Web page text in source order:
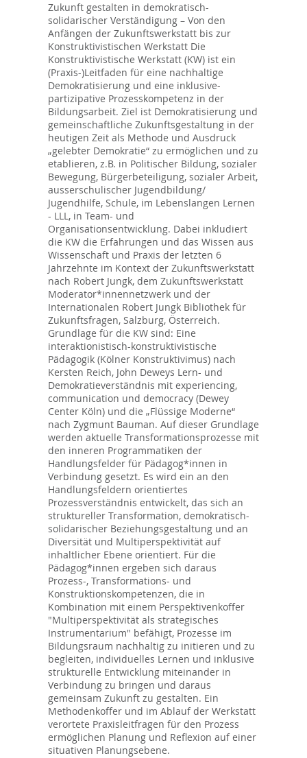
Zukunft gestalten in demokratisch-
solidarischer Verständigung – Von den
Anfängen der Zukunftswerkstatt bis zur
Konstruktivistischen Werkstatt Die
Konstruktivistische Werkstatt (KW) ist ein
(Praxis-)Leitfaden für eine nachhaltige
Demokratisierung und eine inklusive-
partizipative Prozesskompetenz in der
Bildungsarbeit. Ziel ist Demokratisierung und
gemeinschaftliche Zukunftsgestaltung in der
heutigen Zeit als Methode und Ausdruck
„gelebter Demokratie“ zu ermöglichen und zu
etablieren, z.B. in Politischer Bildung, sozialer
Bewegung, Bürgerbeteiligung, sozialer Arbeit,
ausserschulischer Jugendbildung/
Jugendhilfe, Schule, im Lebenslangen Lernen
- LLL, in Team- und
Organisationsentwicklung. Dabei inkludiert
die KW die Erfahrungen und das Wissen aus
Wissenschaft und Praxis der letzten 6
Jahrzehnte im Kontext der Zukunftswerkstatt
nach Robert Jungk, dem Zukunftswerkstatt
Moderator*innennetzwerk und der
Internationalen Robert Jungk Bibliothek für
Zukunftsfragen, Salzburg, Österreich.
Grundlage für die KW sind: Eine
interaktionistisch-konstruktivistische
Pädagogik (Kölner Konstruktivimus) nach
Kersten Reich, John Deweys Lern- und
Demokratieverständnis mit experiencing,
communication und democracy (Dewey
Center Köln) und die „Flüssige Moderne“
nach Zygmunt Bauman. Auf dieser Grundlage
werden aktuelle Transformationsprozesse mit
den inneren Programmatiken der
Handlungsfelder für Pädagog*innen in
Verbindung gesetzt. Es wird ein an den
Handlungsfeldern orientiertes
Prozessverständnis entwickelt, das sich an
struktureller Transformation, demokratisch-
solidarischer Beziehungsgestaltung und an
Diversität und Multiperspektivität auf
inhaltlicher Ebene orientiert. Für die
Pädagog*innen ergeben sich daraus
Prozess-, Transformations- und
Konstruktionskompetenzen, die in
Kombination mit einem Perspektivenkoffer
"Multiperspektivität als strategisches
Instrumentarium" befähigt, Prozesse im
Bildungsraum nachhaltig zu initieren und zu
begleiten, individuelles Lernen und inklusive
strukturelle Entwicklung miteinander in
Verbindung zu bringen und daraus
gemeinsam Zukunft zu gestalten. Ein
Methodenkoffer und im Ablauf der Werkstatt
verortete Praxisleitfragen für den Prozess
ermöglichen Planung und Reflexion auf einer
situativen Planungsebene.